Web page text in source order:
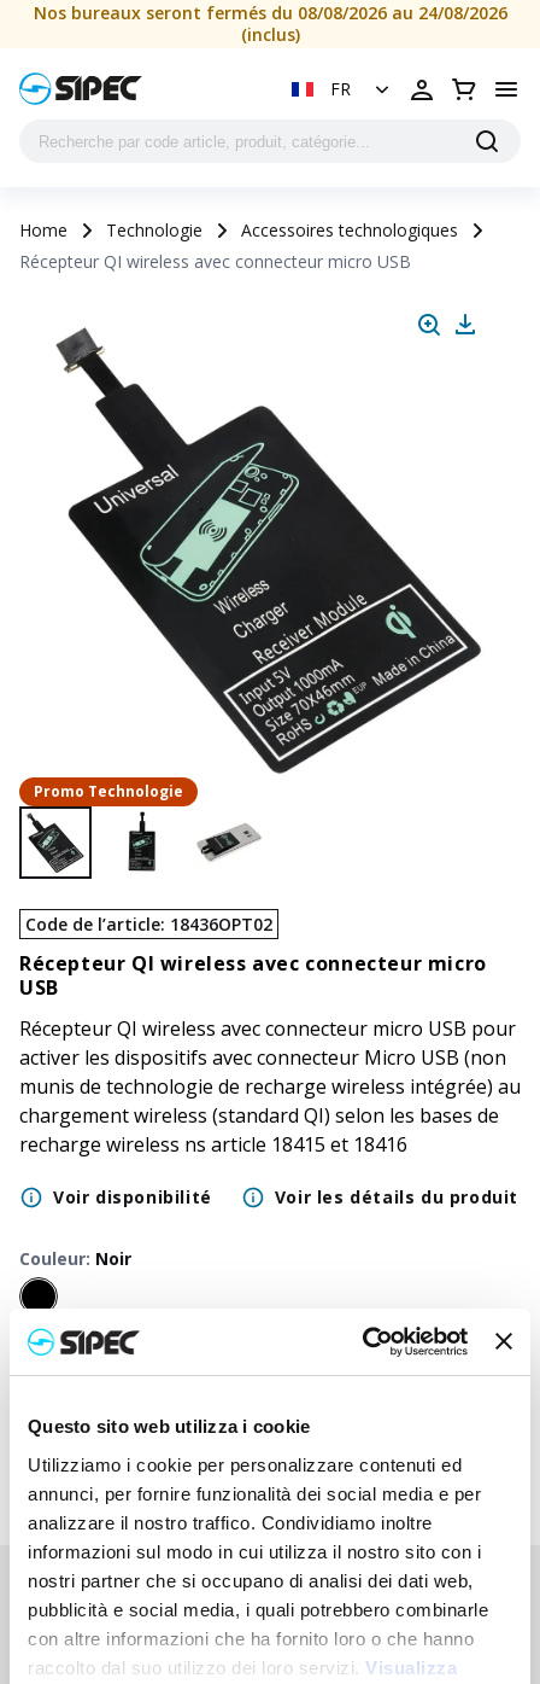
Questo sito web utilizza i cookie
Utilizziamo i cookie per personalizzare contenuti ed
annunci, per fornire funzionalità dei social media e per
analizzare il nostro traffico. Condividiamo inoltre
informazioni sul modo in cui utilizza il nostro sito con i
nostri partner che si occupano di analisi dei dati web,
pubblicità e social media, i quali potrebbero combinarle
con altre informazioni che ha fornito loro o che hanno
raccolto dal suo utilizzo dei loro servizi. Visualizza
Nos bureaux seront fermés du 08/08/2026 au 24/08/2026
(inclus)
FR
Home Technologie
Accessoires technologiques
Récepteur QI wireless avec connecteur micro USB
Promo Technologie
Code de l’article: 18436OPT02
Récepteur QI wireless avec connecteur micro
USB
Récepteur QI wireless avec connecteur micro USB pour
activer les dispositifs avec connecteur Micro USB (non
munis de technologie de recharge wireless intégrée) au
chargement wireless (standard QI) selon les bases de
recharge wireless ns article 18415 et 18416
Voir disponibilité Voir les détails du produit
Couleur: Noir
50+ 1000+ 2500
Prix
Vous n'avez pas trouvé ce que vous cherchiez ?
Contactez-nous pour obtenir de l'aide ou demandez votre
commande personnalisée